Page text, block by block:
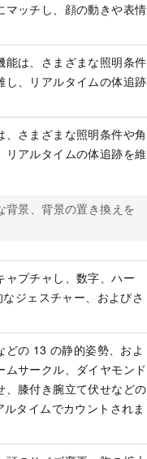
マッチし、顔の動きや表情
能は、さまざまな照明条件
し、リアルタイムの体追跡
さまざまな照明条件や角
リアルタイムの体追跡を維
背景、背景の置き換えを
プチャし、数字、ハー
ジェスチャー、およびさ
の 13 の静的姿勢、およ
サークル、ダイヤモンド
、膝付き腕立て伏せなどの
タイムでカウントされま